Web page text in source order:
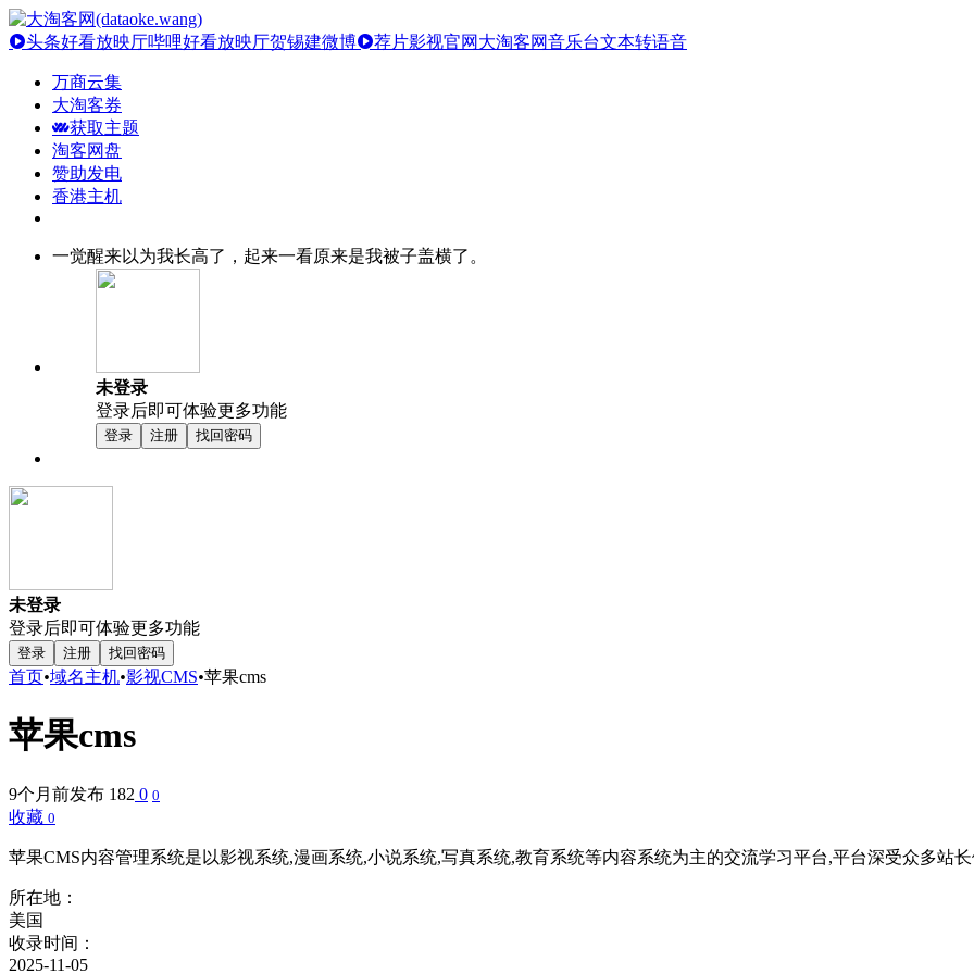
头条好看放映厅哔哩好看放映厅贺锡建微博 荐片影视官网 大淘客网音乐台文本转语音
万商云集
大淘客券
获取主题
淘客网盘
赞助发电
香港主机
一觉醒来以为我长高了，起来一看原来是我被子盖横了。
未登录
登录后即可体验更多功能
登录 注册 找回密码
未登录
登录后即可体验更多功能
登录 注册 找回密码
首页•域名主机•影视CMS•苹果cms
苹果cms
9个月前发布 182 0 0
收藏 0
苹果CMS内容管理系统是以影视系统,漫画系统,小说系统,写真系统,教育系统等内容系统为主的交流学习平台,平台深受众多站
所在地：
美国
收录时间：
2025-11-05